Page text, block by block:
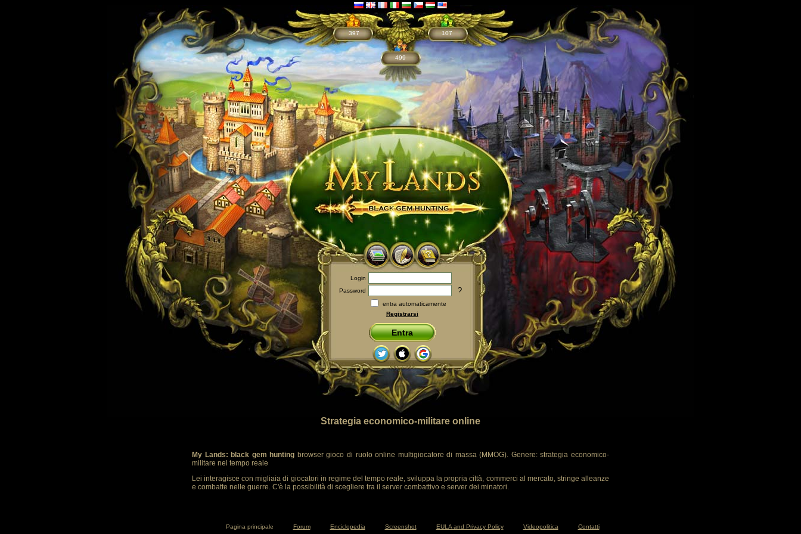
397
499
107
Login
Password
?
entra automaticamente
Registrarsi
Entra
Strategia economico-militare online
My Lands: black gem hunting browser gioco di ruolo online multigiocatore di massa (MMOG). Genere: strategia economico-
militare nel tempo reale
Lei interagisce con migliaia di giocatori in regime del tempo reale, sviluppa la propria città, commerci al mercato, stringe alleanze
e combatte nelle guerre. C'è la possibilità di scegliere tra il server combattivo e server dei minatori.
Pagina principale Forum Enciclopedia Screenshot EULA and Privacy Policy Videopolitica Contatti